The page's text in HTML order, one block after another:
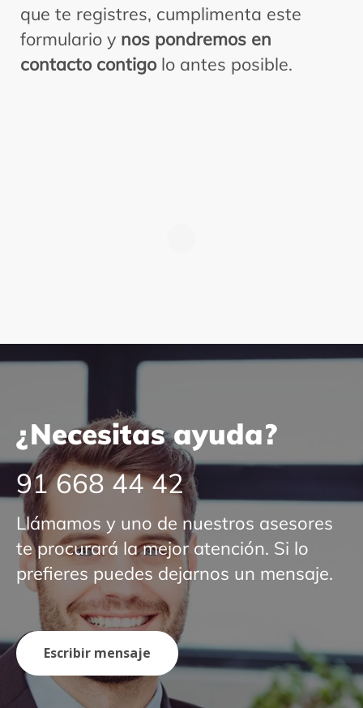
que te registres, cumplimenta este
formulario y nos pondremos en
contacto contigolo antes posible.
¿Necesitas ayuda?
91 668 44 42
Llámamos y uno de nuestros asesores
te procurará la mejor atención. Si lo
prefieres puedes dejarnos un mensaje.
Escribir mensaje